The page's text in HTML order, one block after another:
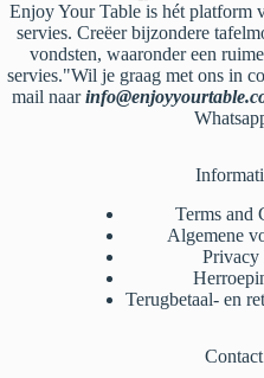
Enjoy Your Table is hét platform
servies. Creëer bijzondere
vondsten, waaronder een
servies."Wil je graag met ons in
mail naar
Terms and
Algemene
Terugbetaal- en
Contact